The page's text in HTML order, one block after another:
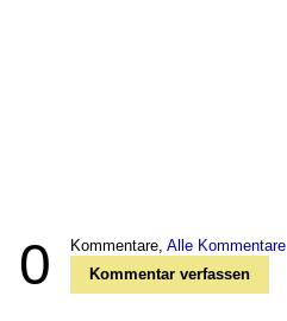
0 Kommentare, Alle Kommentare
Kommentar verfassen